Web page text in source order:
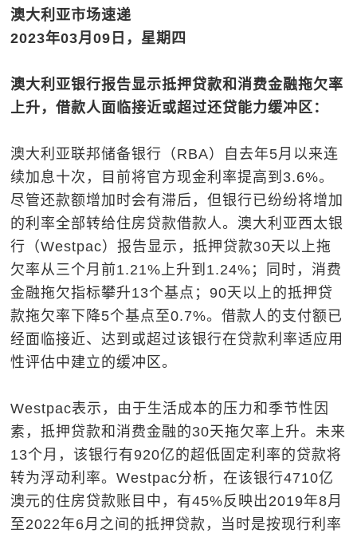
澳大利亚市场速递
2023年03月09 日，星期四
澳大利亚银行报告显示抵押贷款和消费金融拖欠率
上升，借款人面临接近或超过还贷能力缓冲区：
澳大利亚联邦储备银行（RBA）自去年5月以来连
续加息十次，目前将官方现金利率提高到3.6%。
尽管还款额增加时会有滞后，但银行已纷纷将增加
的利率全部转给住房贷款借款人。澳大利亚西太银
行（Westpac）报告显示，抵押贷款30天以上拖
欠率从三个月前1.21%上升到1.24%；同时，消费
金融拖欠指标攀升13个基点；90天以上的抵押贷
款拖欠率下降5个基点至0.7%。借款人的支付额已
经面临接近、达到或超过该银行在贷款利率适应用
性评估中建立的缓冲区。
Westpac表示，由于生活成本的压力和季节性因
素，抵押贷款和消费金融的30天拖欠率上升。未来
13个月，该银行有920亿的超低固定利率的贷款将
转为浮动利率。Westpac分析，在该银行4710亿
澳元的住房贷款账目中，有45%反映出2019年8月
至2022年6月之间的抵押贷款，当时是按现行利率